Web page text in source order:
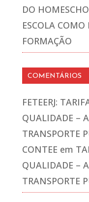
DO
ESCOLA COMO
FORMAÇÃO
COMENTÁRIOS
FETEERJ:
QUALIDADE –
TRANSPORTE
CONTEE em
QUALIDADE –
TRANSPORTE